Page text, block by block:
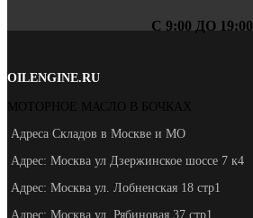
С 9:00 ДО 19:00
OILENGINE.RU
МОТОРНОЕ МАСЛО В БОЧКАХ
Адреса Складов в Москве и МО
Адрес: Москва ул Дзержинское шоссе 7 к4
Адрес: Москва ул. Лобненская 18 стр1
Адрес: Москва ул. Рябиновая 37 стр1